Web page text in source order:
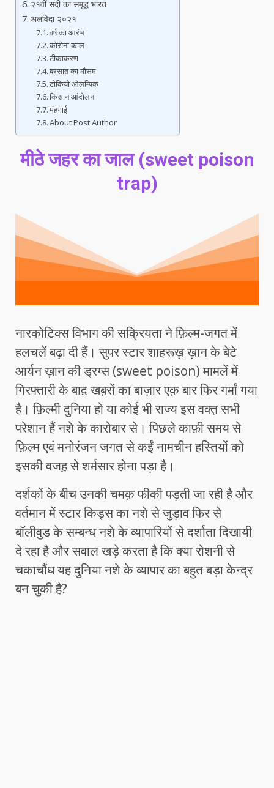
२१वीं सदी का समृद्ध भारत
अलविदा २०२१
वर्ष का आरंभ
कोरोना काल
टीकाकरण
बरसात का मौसम
टोकियो ओलम्पिक
किसान आंदोलन
मंहगाई
About Post Author
मीठे जहर का जाल (sweet poison
trap)
नारकोटिक्स विभाग की सक्रियता ने फ़िल्म-जगत में
हलचलें बढ़ा दी हैं। सुपर स्टार शाहरूख़ ख़ान के बेटे
आर्यन ख़ान की ड्रग्स (sweet poison) मामलें में
गिरफ्तारी के बाद़ खब़रों का बाज़ार एक़ बार फिर गर्मां गया
है। फ़िल्मी दुनिया हो या कोई भी राज्य इस वक्त़ सभी
परेशान हैं नशे के कारोबार से। पिछले काफ़ी समय से
फ़िल्म एवं मनोरंजन जगत से कईं नामचीन हस्तियों को
इसकी वजह़ से शर्मसार होना पड़ा है।
दर्शकों के बीच उनकी चमक़ फीकी पड़ती जा रही है और
वर्तमान में स्टार किड्स का नशे से जुड़ाव फिर से
बॉलीवुड के सम्बन्ध नशे के व्यापारियों से दर्शाता दिखायी
दे रहा है और सवाल खड़े करता है कि क्या रोशनी से
चकाचौंध यह दुनिया नशे के व्यापार का बहुत बड़ा केन्द्र
बन चुकी है?